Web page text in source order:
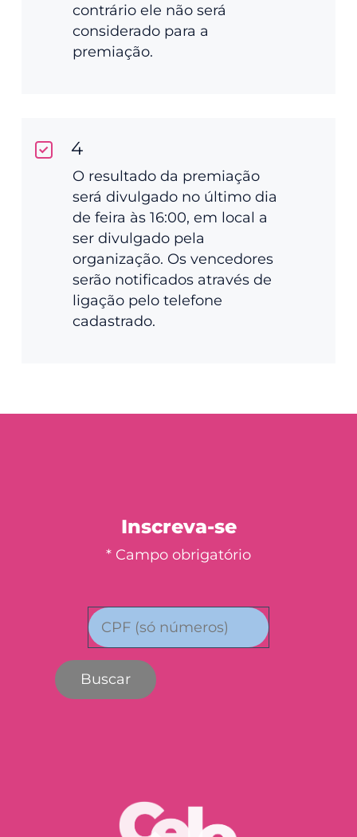
contrário ele não será
considerado para a
premiação.
4
O resultado da premiação
será divulgado no último dia
de feira às 16:00, em local a
ser divulgado pela
organização. Os vencedores
serão notificados através de
ligação pelo telefone
cadastrado.
Inscreva-se
* Campo obrigatório
Buscar